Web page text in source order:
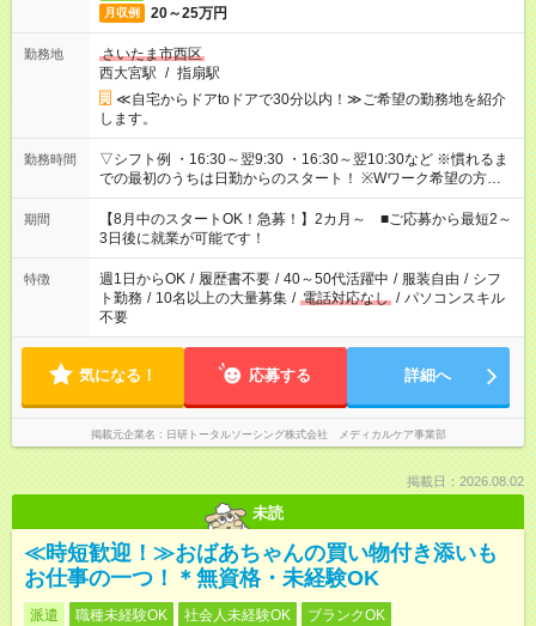
月収例 20～25万円
勤務地
さいたま市西区
西大宮駅 / 指扇駅
≪自宅からドアtoドアで30分以内！≫ご希望の勤務地を紹介
します。
勤務時間
▽シフト例 ・16:30～翌9:30 ・16:30～翌10:30など ※慣れるま
での最初のうちは日勤からのスタート！ ※Wワーク希望の方へ
今ご覧のお仕事で希望する勤務時間と、もう1つのお仕事の勤務
時間。 合計で週40時間を超える場合は応募できません。
期間
【8月中のスタートOK！急募！】2カ月～ ■ご応募から最短2～
3日後に就業が可能です！
特徴 週1日からOK / 履歴書不要 / 40～50代活躍中 / 服装自由 / シフ
ト勤務 / 10名以上の大量募集 / 電話対応なし / パソコンスキル
不要
気になる！ 応募する 詳細へ
掲載元企業名 日研トータルソーシング株式会社 メディカルケア事業部
掲載日：2026.08.02
未読
≪時短歓迎！≫おばあちゃんの買い物付き添いも
お仕事の一つ！＊無資格・未経験OK
派遣 職種未経験OK 社会人未経験OK ブランクOK